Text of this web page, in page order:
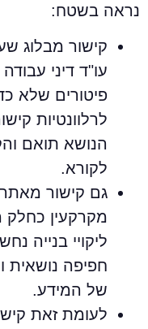
נראה בשטח:
קישור מבלוג
עו"ד דיני
פיטורים שלא
לרלוונטיות
הנושא תואם
לקורא.
גם קישור מאתר
מקרקעין כחלק
ליקויי בנייה
חפיפה נושאית
של המידע.
לעומת זאת